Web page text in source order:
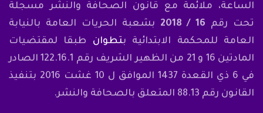
الساعة، ملائمة مع قانون الصحافة والنشر مسجلة
تحت رقم 16 / 2018
بشعبة الحريات العامة بالنيابة
العامة للمحكمة الابتدائية بتطوان طبقا لمقتضيات
المادتين 16 و 21 من الظهير الشريف رقم 122.16.1 الصادر
في 6 ذي القعدة 1437 الموافق ل 10 غشت 2016 بتنفيذ
القانون رقم 88.13 المتعلق بالصحافة والنشر.